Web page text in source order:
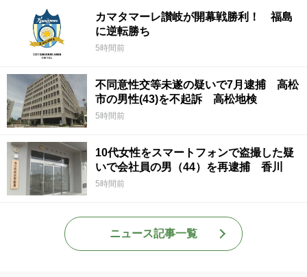
カマタマーレ讃岐が開幕戦勝利！ 福島
に逆転勝ち
5時間前
不同意性交等未遂の疑いで7月逮捕 高松
市の男性(43)を不起訴 高松地検
5時間前
10代女性をスマートフォンで盗撮した疑
いで会社員の男（44）を再逮捕 香川
5時間前
ニュース記事一覧